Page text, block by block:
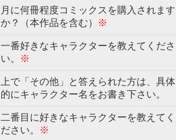
月に何冊程度コミックスを購入されます
か？（本作品を含む）
※
一番好きなキャラクターを教えてくださ
い。
※
上で「その他」と答えられた方は、具体
的にキャラクター名をお書き下さい。
二番目に好きなキャラクターを教えてく
ださい。
※